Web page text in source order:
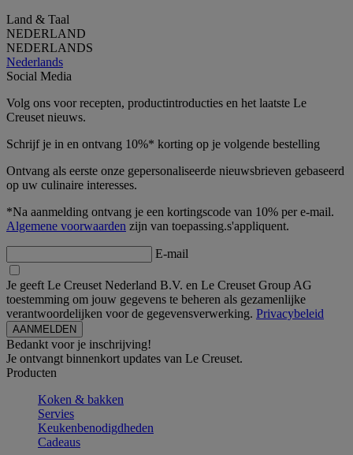
Land & Taal
NEDERLAND
NEDERLANDS
Nederlands
Social Media
Volg ons voor recepten, productintroducties en het laatste Le
Creuset nieuws.
Schrijf je in en ontvang 10%* korting op je volgende bestelling
Ontvang als eerste onze gepersonaliseerde nieuwsbrieven gebaseerd
op uw culinaire interesses.
*Na aanmelding ontvang je een kortingscode van 10% per e-mail.
Algemene voorwaarden zijn van toepassing.s'appliquent.
E-mail
Je geeft Le Creuset Nederland B.V. en Le Creuset Group AG
toestemming om jouw gegevens te beheren als gezamenlijke
verantwoordelijken voor de gegevensverwerking. Privacybeleid
Bedankt voor je inschrijving!
Je ontvangt binnenkort updates van Le Creuset.
Producten
Koken & bakken
Servies
Keukenbenodigdheden
Cadeaus